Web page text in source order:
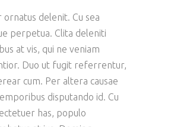
ornatus delenit. Cu sea
perpetua. Clita deleniti
at vis, qui ne veniam
Duo ut fugit referrentur,
cum. Per altera causae
disputando id. Cu
has, populo